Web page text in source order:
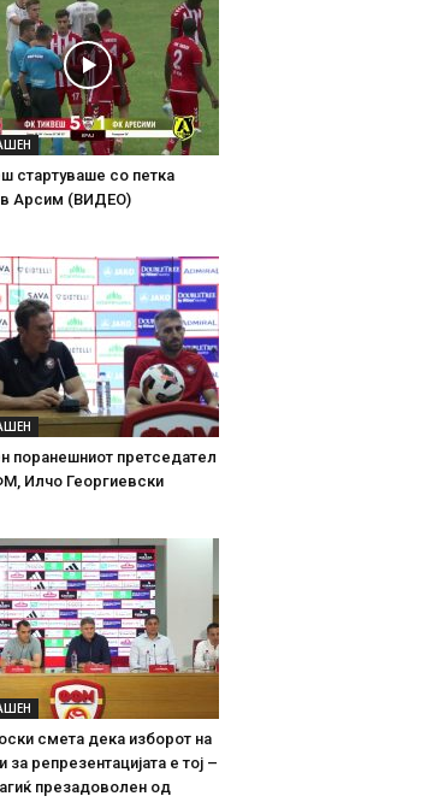
стартуваше со петка
Арсим (ВИДЕО)
поранешниот претседател
Илчо Георгиевски
смета дека изборот на
за репрезентацијата е тој –
презадоволен од